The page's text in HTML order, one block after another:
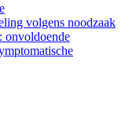
volgens noodzaak
onvoldoende